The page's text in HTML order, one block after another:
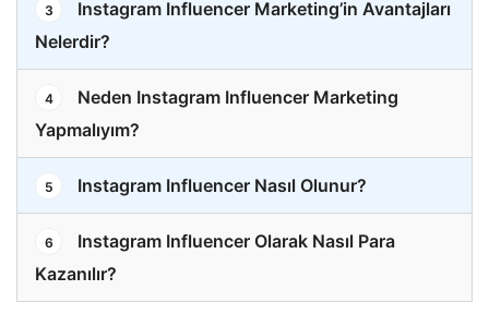
3
Instagram Influencer Marketing’in Avantajları
Nelerdir?
4
Neden Instagram Influencer Marketing
Yapmalıyım?
5 Instagram Influencer Nasıl Olunur?
6
Instagram Influencer Olarak Nasıl Para
Kazanılır?